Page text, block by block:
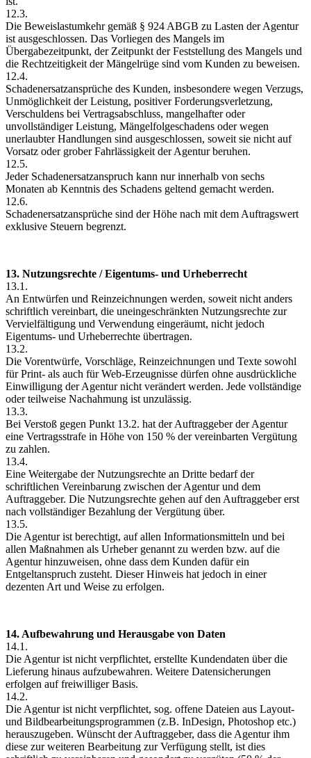
12.3.
Die Beweislastumkehr gemäß § 924 ABGB zu Lasten der Agentur
ist ausgeschlossen. Das Vorliegen des Mangels im
Übergabezeitpunkt, der Zeitpunkt der Feststellung des Mangels und
die Rechtzeitigkeit der Mängelrüge sind vom Kunden zu beweisen.
12.4.
Schadenersatzansprüche des Kunden, insbesondere wegen Verzugs,
Unmöglichkeit der Leistung, positiver Forderungsverletzung,
Verschuldens bei Vertragsabschluss, mangelhafter oder
unvollständiger Leistung, Mängelfolgeschadens oder wegen
unerlaubter Handlungen sind ausgeschlossen, soweit sie nicht auf
Vorsatz oder grober Fahrlässigkeit der Agentur beruhen.
12.5.
Jeder Schadenersatzanspruch kann nur innerhalb von sechs
Monaten ab Kenntnis des Schadens geltend gemacht werden.
12.6.
Schadenersatzansprüche sind der Höhe nach mit dem Auftragswert
exklusive Steuern begrenzt.
13. Nutzungsrechte / Eigentums- und Urheberrecht
13.1.
An Entwürfen und Reinzeichnungen werden, soweit nicht anders
schriftlich vereinbart, die uneingeschränkten Nutzungsrechte zur
Vervielfältigung und Verwendung eingeräumt, nicht jedoch
Eigentums- und Urheberrechte übertragen.
13.2.
Die Vorentwürfe, Vorschläge, Reinzeichnungen und Texte sowohl
für Print- als auch für Web-Erzeugnisse dürfen ohne ausdrückliche
Einwilligung der Agentur nicht verändert werden. Jede vollständige
oder teilweise Nachahmung ist unzulässig.
13.3.
Bei Verstoß gegen Punkt 13.2. hat der Auftraggeber der Agentur
eine Vertragsstrafe in Höhe von 150 % der vereinbarten Vergütung
zu zahlen.
13.4.
Eine Weitergabe der Nutzungsrechte an Dritte bedarf der
schriftlichen Vereinbarung zwischen der Agentur und dem
Auftraggeber. Die Nutzungsrechte gehen auf den Auftraggeber erst
nach vollständiger Bezahlung der Vergütung über.
13.5.
Die Agentur ist berechtigt, auf allen Informationsmitteln und bei
allen Maßnahmen als Urheber genannt zu werden bzw. auf die
Agentur hinzuweisen, ohne dass dem Kunden dafür ein
Entgeltanspruch zusteht. Dieser Hinweis hat jedoch in einer
dezenten Art und Weise zu erfolgen.
14. Aufbewahrung und Herausgabe von Daten
14.1.
Die Agentur ist nicht verpflichtet, erstellte Kundendaten über die
Lieferung hinaus aufzubewahren. Weitere Datensicherungen
erfolgen auf freiwilliger Basis.
14.2.
Die Agentur ist nicht verpflichtet, sog. offene Dateien aus Layout-
und Bildbearbeitungsprogrammen (z.B. InDesign, Photoshop etc.)
herauszugeben. Wünscht der Auftraggeber, dass die Agentur ihm
diese zur weiteren Bearbeitung zur Verfügung stellt, ist dies